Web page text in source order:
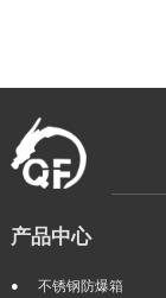
产品中心
不锈钢防爆箱